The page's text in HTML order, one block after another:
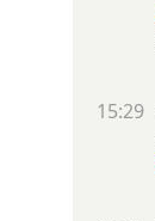
15:29